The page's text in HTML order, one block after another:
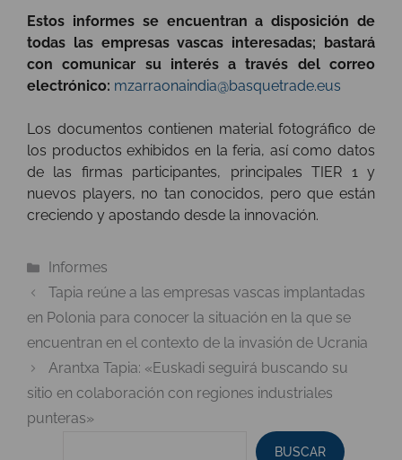
Estos informes se encuentran a disposición de
todas las empresas vascas interesadas; bastará
con comunicar su interés a través del correo
electrónico: mzarraonaindia@basquetrade.eus
Los documentos contienen material fotográfico de
los productos exhibidos en la feria, así como datos
de las firmas participantes, principales TIER 1 y
nuevos players, no tan conocidos, pero que están
creciendo y apostando desde la innovación.
Categorías
Informes
Tapia reúne a las empresas vascas implantadas
en Polonia para conocer la situación en la que se
encuentran en el contexto de la invasión de Ucrania
Arantxa Tapia: «Euskadi seguirá buscando su
sitio en colaboración con regiones industriales
punteras»
BUSCAR